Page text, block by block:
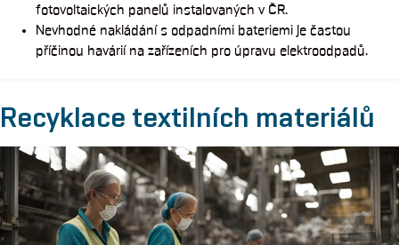
fotovoltaických panelů instalovaných v ČR.
Nevhodné nakládání s odpadními bateriemi je častou
příčinou havárií na zařízeních pro úpravu elektroodpadů.
Recyklace textilních materiálů